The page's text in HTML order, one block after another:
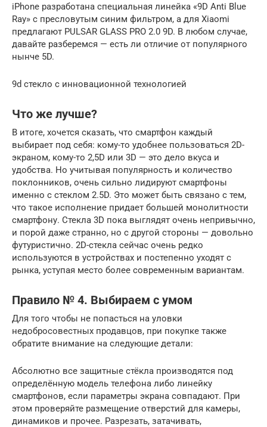
iPhone разработана специальная линейка «9D Anti Blue
Ray» с пресловутым синим фильтром, а для Xiaomi
предлагают PULSAR GLASS PRO 2.0 9D. В любом случае,
давайте разберемся — есть ли отличие от популярного
нынче 5D.
9d стекло с инновационной технологией
Что же лучше?
В итоге, хочется сказать, что смартфон каждый
выбирает под себя: кому-то удобнее пользоваться 2D-
экраном, кому-то 2,5D или 3D — это дело вкуса и
удобства. Но учитывая популярность и количество
поклонников, очень сильно лидируют смартфоны
именно с стеклом 2.5D. Это может быть связано с тем,
что такое исполнение придает большей монолитности
смартфону. Стекла 3D пока выглядят очень непривычно,
и порой даже странно, но с другой стороны — довольно
футуристично. 2D-стекла сейчас очень редко
используются в устройствах и постепенно уходят с
рынка, уступая место более современным вариантам.
Правило № 4. Выбираем с умом
Для того чтобы не попасться на уловки
недобросовестных продавцов, при покупке также
обратите внимание на следующие детали:
Абсолютно все защитные стёкла производятся под
определённую модель телефона либо линейку
смартфонов, если параметры экрана совпадают. При
этом проверяйте размещение отверстий для камеры,
динамиков и прочее. Разрезать, затачивать,